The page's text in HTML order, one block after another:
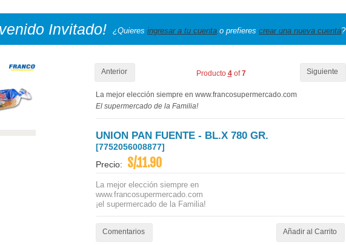
Invitado! ¿Quieres ingresar a tu cuenta o prefieres crear una nueva cuenta?
Anterior Siguiente
Producto 4of7
La mejor elección siempre en www.francosupermercado.com
El supermercado de la Familia!
UNION PAN FUENTE - BL.X 780 GR.
[7752056008877]
Precio: S/.11.90
La mejor elección siempre en
www.francosupermercado.com
¡el supermercado de la Familia!
Comentarios Añadir al Carrito